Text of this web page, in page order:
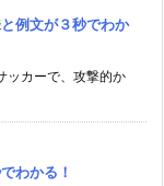
例文が３秒でわか
ッカーで、攻撃的か
わかる！